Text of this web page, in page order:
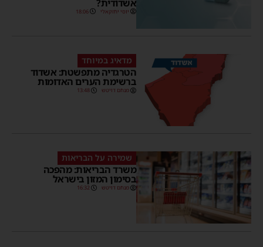
אשדודית?
יוסי יחזקאלי 18:06
מדאיג במיוחד
הטרגדיה מתפשטת: אשדוד
ברשימת הערים האדומות
מנחם דויטש 13:48
שמירה על הבריאות
משרד הבריאות: מהפכה
בסימון המזון בישראל
מנחם דויטש 16:32